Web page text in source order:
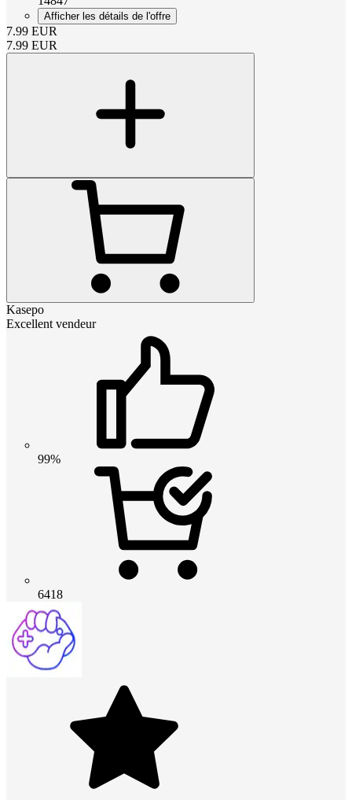
Afficher les détails de l'offre
7.99 EUR
7.99 EUR
Kasepo
Excellent vendeur
99%
6418